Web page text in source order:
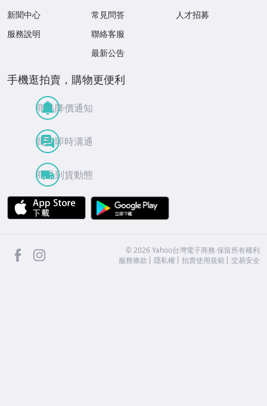
新聞中心
服務說明
常見問答
聯絡客服
最新公告
人才招募
手機逛拍賣，購物更便利
商品降價通知
買賣即時溝通
商品到貨動態
APP Store
facebook ©2026 Yahoo台灣電子商務 保留所有權利
服務條款
隱私權 拍賣使用規範 交易安全